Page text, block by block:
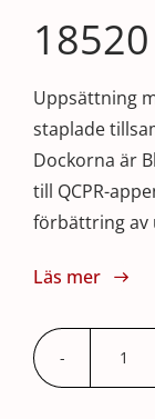
18520
Uppsättning
staplade
Dockorna är
till QCPR-
förbättring av
Läs mer